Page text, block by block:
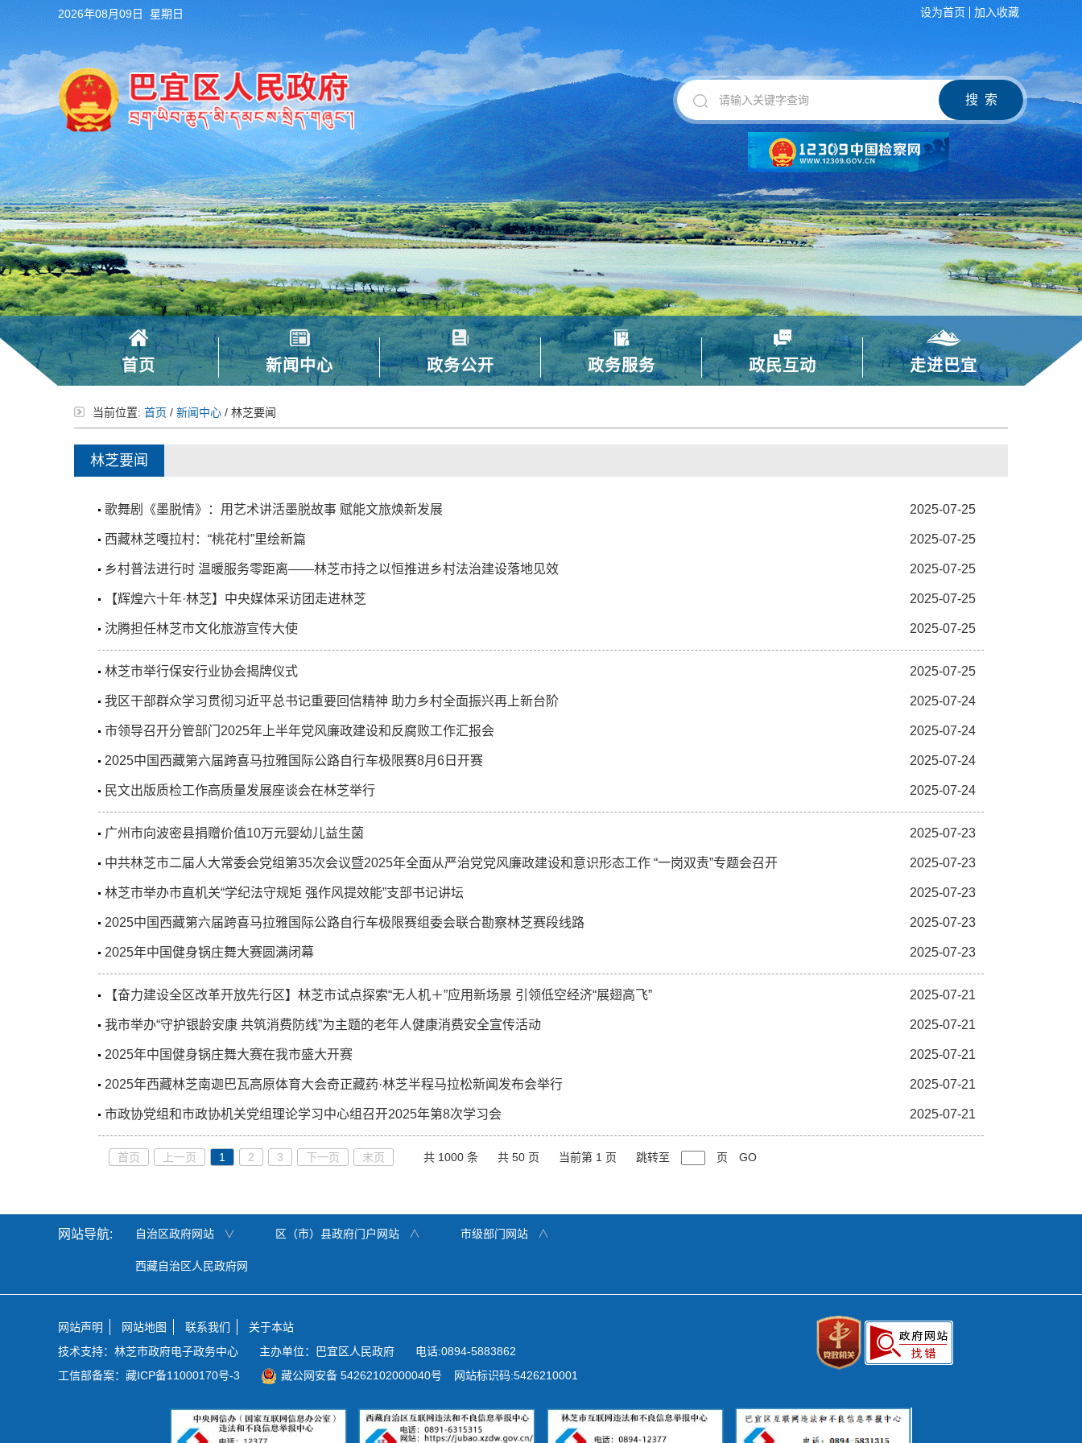
2026年08月09日 星期日 设为首页 加入收藏
搜 索
首页 新闻中心 政务公开 政务服务 政民互动 走进巴宜
当前位置: 首页 / 新闻中心 / 林芝要闻
林芝要闻
歌舞剧《墨脱情》：用艺术讲活墨脱故事 赋能文旅焕新发展 2025-07-25
西藏林芝嘎拉村：“桃花村”里绘新篇 2025-07-25
乡村普法进行时 温暖服务零距离——林芝市持之以恒推进乡村法治建设落地见效 2025-07-25
【辉煌六十年·林芝】中央媒体采访团走进林芝 2025-07-25
沈腾担任林芝市文化旅游宣传大使 2025-07-25
林芝市举行保安行业协会揭牌仪式 2025-07-25
我区干部群众学习贯彻习近平总书记重要回信精神 助力乡村全面振兴再上新台阶 2025-07-24
市领导召开分管部门2025年上半年党风廉政建设和反腐败工作汇报会 2025-07-24
2025中国西藏第六届跨喜马拉雅国际公路自行车极限赛8月6日开赛 2025-07-24
民文出版质检工作高质量发展座谈会在林芝举行 2025-07-24
广州市向波密县捐赠价值10万元婴幼儿益生菌 2025-07-23
中共林芝市二届人大常委会党组第35次会议暨2025年全面从严治党党风廉政建设和意识形态工作 “一岗双责”专题会召开 2025-07-23
林芝市举办市直机关“学纪法守规矩 强作风提效能”支部书记讲坛 2025-07-23
2025中国西藏第六届跨喜马拉雅国际公路自行车极限赛组委会联合勘察林芝赛段线路 2025-07-23
2025年中国健身锅庄舞大赛圆满闭幕 2025-07-23
【奋力建设全区改革开放先行区】林芝市试点探索“无人机＋”应用新场景 引领低空经济“展翅高飞” 2025-07-21
我市举办“守护银龄安康 共筑消费防线”为主题的老年人健康消费安全宣传活动 2025-07-21
2025年中国健身锅庄舞大赛在我市盛大开赛 2025-07-21
2025年西藏林芝南迦巴瓦高原体育大会奇正藏药·林芝半程马拉松新闻发布会举行 2025-07-21
市政协党组和市政协机关党组理论学习中心组召开2025年第8次学习会 2025-07-21
首页 上一页 1 2 3 下一页 末页 共 1000 条 共 50 页 当前第 1 页 跳转至 页 GO
网站导航: 自治区政府网站 ∨ 区（市）县政府门户网站 ∧ 市级部门网站 ∧
西藏自治区人民政府网
网站声明 网站地图 联系我们
关于本站
技术支持：林芝市政府电子政务中心
主办单位：巴宜区人民政府
电话:0894-5883862
工信部备案： 藏ICP备11000170号-3 藏公网安备 54262102000040号 网站标识码:5426210001